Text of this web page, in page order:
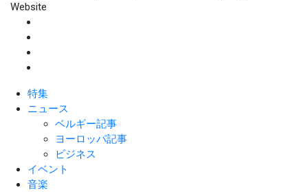
Website
特集
ニュース
ベルギー記事
ヨーロッパ記事
ビジネス
イベント
音楽